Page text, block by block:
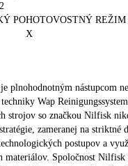
plnohodnotným nástupcom
Wap
strojov so značkou Nilfisk
zameranej na striktné
postupov a
materiálov. Spoločnost Nilfisk